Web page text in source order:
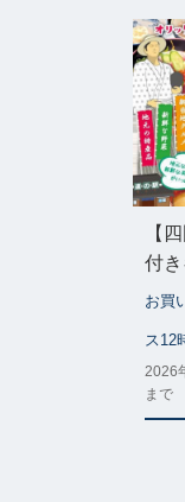
【
付
お買
ス12
2026
まで